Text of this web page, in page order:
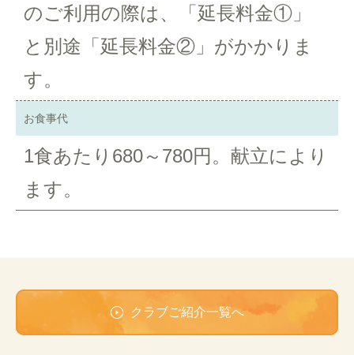
のご利用の際は、「延長料金①」
と別途「延長料金②」がかかりま
す。
お食事代
1食あたり680～780円。献立により
ます。
クラブご紹介一覧へ